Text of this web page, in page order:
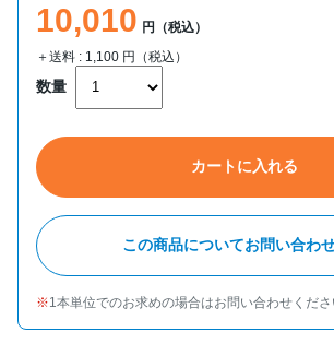
10,010 円（税込）
＋送料 : 1,100 円（税込）
数量
カートに入れる
この商品についてお問い合わ
1本単位でのお求めの場合はお問い合わせくださ